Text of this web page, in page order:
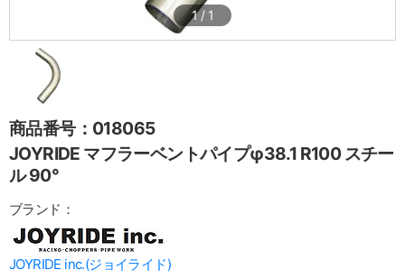
1/ 1
商品番号：018065
JOYRIDE マフラーベントパイプφ38.1 R100 スチー
ル 90°
ブランド：
JOYRIDE inc.(ジョイライド)